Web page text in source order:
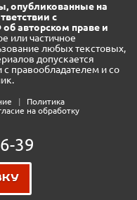
опубликованные на
с
авторском праве и
или частичное
любых текстовых,
допускается
с правообладателем и со
|
Политика
на обработку
39